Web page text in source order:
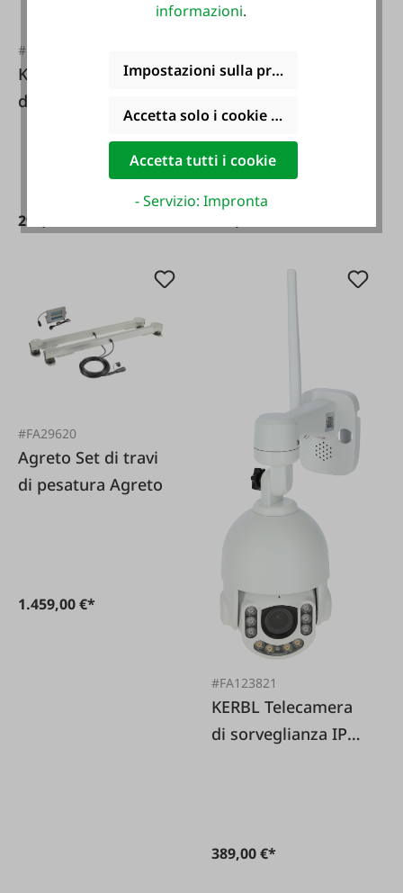
#FA106877
KERBL Telecamera
di sorveglianza IP
Cam 360° FullHD
299,00 €*
KERBL Lama di
tagliafieno
#FA29620
Agreto Set di travi
di pesatura Agreto
1.459,00 €*
#FA123821
KERBL Telecamera
di sorveglianza IP
389,00 €*
informazioni.
Impostazioni sulla privacy
Accetta solo i cookie funzionali
Accetta tutti i cookie
- Servizio: Impronta